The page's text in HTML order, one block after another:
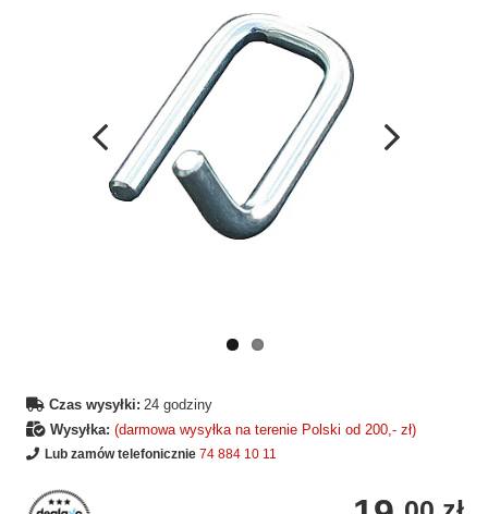
Wcześniejsza
strona
Czas wysyłki: 24 godziny
Wysyłka: (darmowa wysyłka na terenie Polski od 200,- zł)
Lub zamów telefonicznie 74 884 10 11